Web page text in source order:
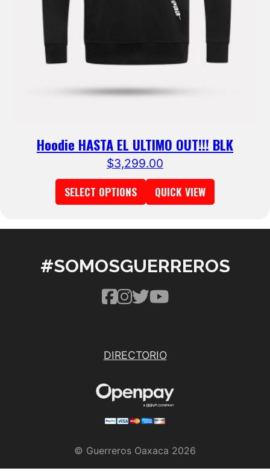
Hoodie HASTA EL ULTIMO OUT!!! BLK
$3,299.00
SELECT OPTIONS QUICK VIEW
#SOMOSGUERREROS
DIRECTORIO
© Guerreros Oaxaca 2026